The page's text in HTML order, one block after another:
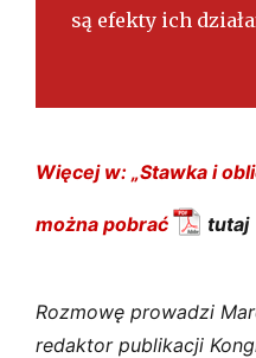
są efekty ich
Więcej w: „Stawka i
można pobrać tutaj
Rozmowę prowadzi
redaktor publikacji